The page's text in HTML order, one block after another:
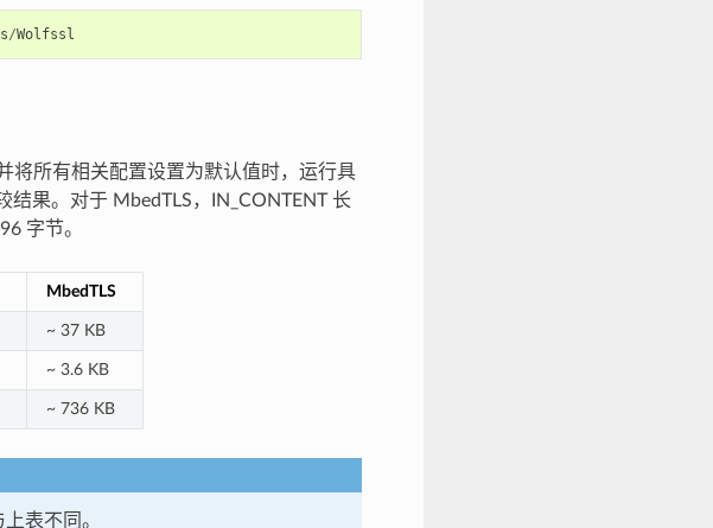
/Wolfssl
将所有相关配置设置为默认值时，运行具
结果。对于 MbedTLS，IN_CONTENT 长
字节。
MbedTLS
~ 37 KB
~ 3.6 KB
~ 736 KB
表不同。